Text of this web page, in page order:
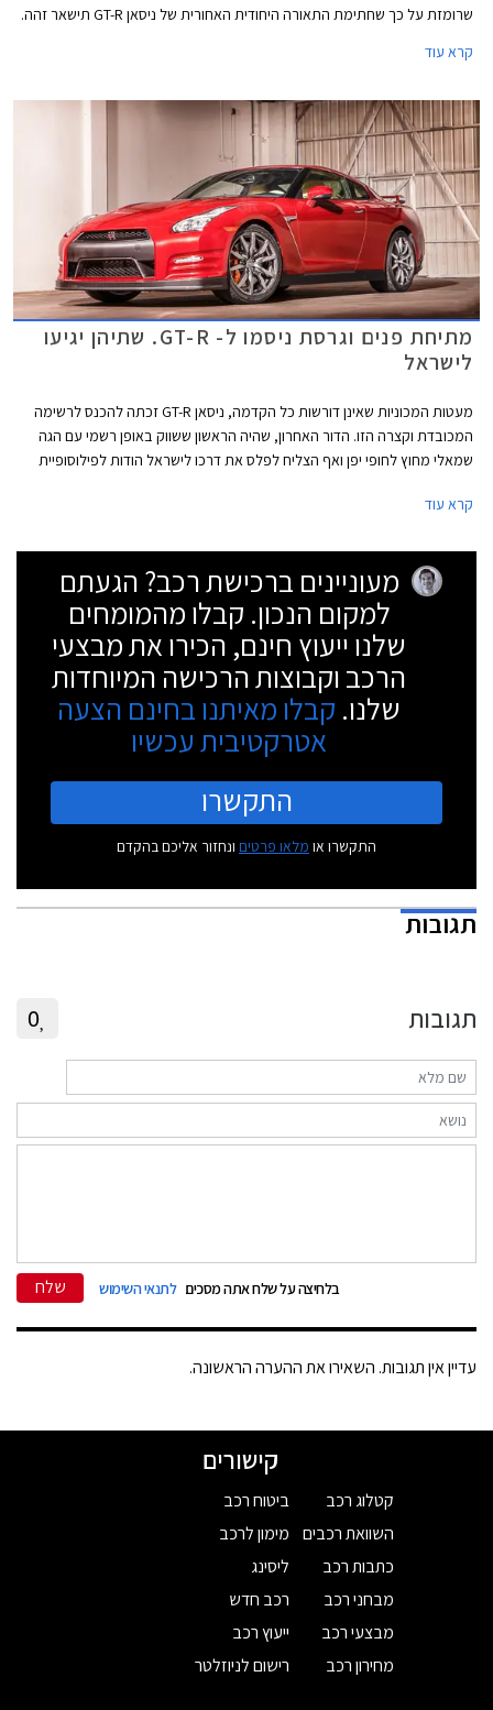
שרומזת על כך שחתימת התאורה היחודית האחורית של ניסאן GT-R תישאר זהה.
קרא עוד
מתיחת פנים וגרסת ניסמו ל- GT-R. שתיהן יגיעו
לישראל
מעטות המכוניות שאינן דורשות כל הקדמה, ניסאן GT-R זכתה להכנס לרשימה
המכובדת וקצרה הזו. הדור האחרון, שהיה הראשון ששווק באופן רשמי עם הגה
שמאלי מחוץ לחופי יפן ואף הצליח לפלס את דרכו לישראל הודות לפילוסופיית
להופיע במפגשי רכבים ברחבי הארץ ולהציג את רכבי הספורט שלה.
קרא עוד
מעוניינים ברכישת רכב? הגעתם
למקום הנכון. קבלו מהמומחים
שלנו ייעוץ חינם, הכירו את מבצעי
הרכב וקבוצות הרכישה המיוחדות
שלנו. קבלו מאיתנו בחינם הצעה
אטרקטיבית עכשיו
התקשרו
התקשרו או מלאו פרטים ונחזור אליכם בהקדם
תגובות
תגובות 0
בלחיצה על שלח אתה מסכים לתנאי השימוש שלח
עדיין אין תגובות. השאירו את ההערה הראשונה.
קישורים
קטלוג רכב
השוואת רכבים
כתבות רכב
מבחני רכב
מבצעי רכב
מחירון רכב
ביטוח רכב
מימון לרכב
ליסינג
רכב חדש
ייעוץ רכב
רישום לניוזלטר